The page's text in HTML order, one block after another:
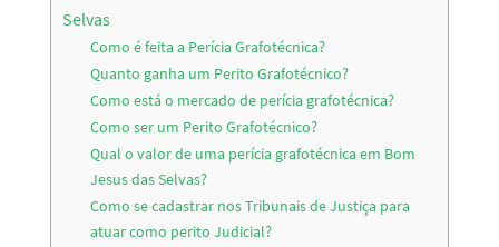
Selvas
Como é feita a Perícia Grafotécnica?
Quanto ganha um Perito Grafotécnico?
Como está o mercado de perícia grafotécnica?
Como ser um Perito Grafotécnico?
Qual o valor de uma perícia grafotécnica em Bom
Jesus das Selvas?
Como se cadastrar nos Tribunais de Justiça para
atuar como perito Judicial?